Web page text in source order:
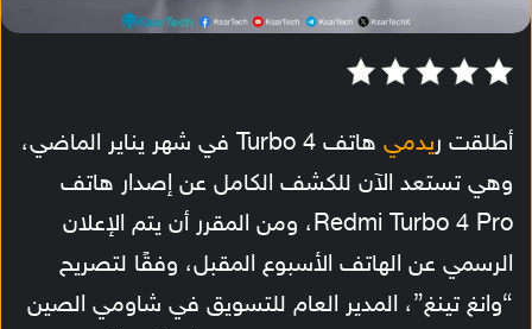
أطلقت ريدمي
هاتف Turbo 4 في شهر يناير الماضي،
وهي تستعد الآن للكشف الكامل عن إصدار هاتف
Redmi Turbo 4 Pro، ومن المقرر أن يتم الإعلان
الرسمي عن الهاتف الأسبوع المقبل، وفقًا لتصريح
“وانغ تينغ”، المدير العام للتسويق في شاومي الصين